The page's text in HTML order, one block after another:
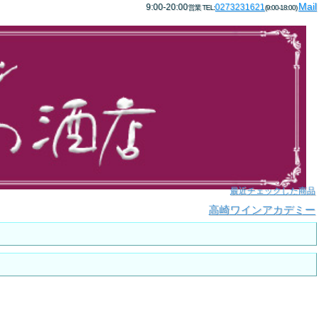
9:00-20:00営業 TEL:0273231621(9:00-18:00)Mail
最近チェックした商品
高崎ワインアカデミー